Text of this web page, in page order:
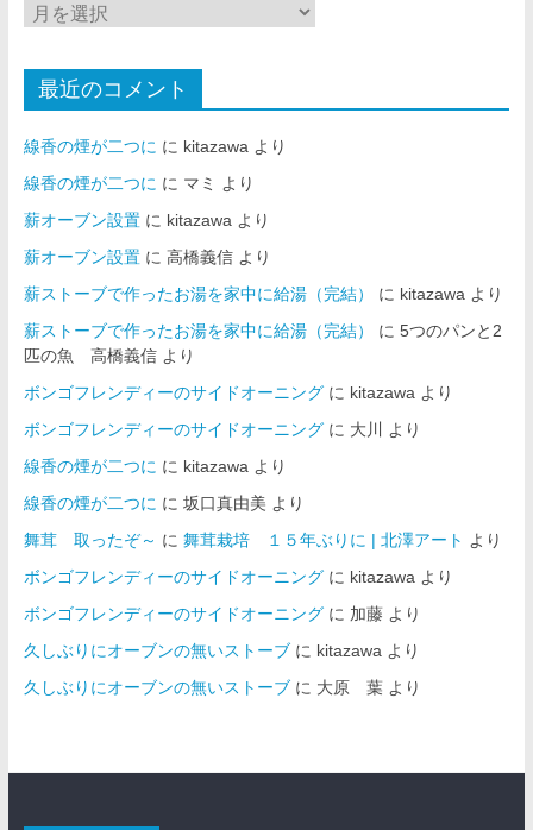
最近のコメント
線香の煙が二つに に kitazawaより
線香の煙が二つに に マミ より
薪オーブン設置に kitazawaより
薪オーブン設置に 高橋義信より
薪ストーブで作ったお湯を家中に給湯（完結）
に kitazawaより
薪ストーブで作ったお湯を家中に給湯（完結）
に 5つのパンと2
匹の魚 高橋義信より
ボンゴフレンディーのサイドオーニングに kitazawaより
ボンゴフレンディーのサイドオーニングに 大川
より
線香の煙が二つに に kitazawaより
線香の煙が二つに に 坂口真由美 より
舞茸 取ったぞ～ に 舞茸栽培 １５年ぶりに | 北澤アート より
ボンゴフレンディーのサイドオーニングに kitazawaより
ボンゴフレンディーのサイドオーニングに 加藤より
久しぶりにオーブンの無いストーブに kitazawaより
久しぶりにオーブンの無いストーブに 大原 葉より